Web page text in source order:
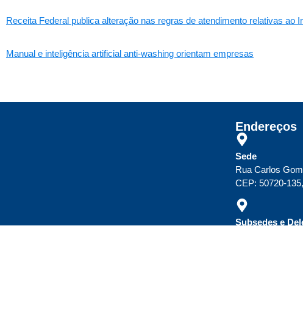
Receita Federal publica alteração nas regras de atendimento relativas ao
Manual e inteligência artificial anti-washing orientam empresas
Endereços
Sede
Rua Carlos
CEP: 50720-
Subsedes e